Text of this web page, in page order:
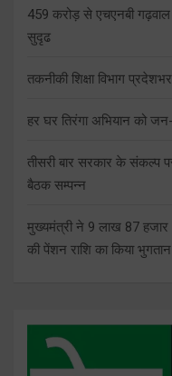
459 करोड़ से एचएनबी गढ़वाल
सुदृढ
तकनीकी शिक्षा विभाग
हर घर तिरंगा अभियान को
तीसरी बार सरकार के संकल्प
बैठक सम्पन्न
मुख्यमंत्री ने 9 लाख 87 हजार
की पेंशन राशि का किया भुगतान